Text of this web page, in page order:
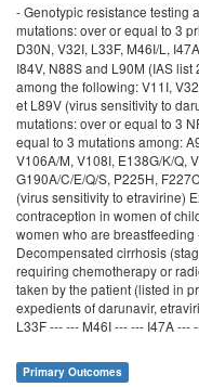
- Genotypic resistance testing
mutations: over or equal to 3
D30N, V32I, L33F, M46I/L,
I84V, N88S and L90M (IAS
among the following: V11I,
et L89V (virus sensitivity to
mutations: over or equal to 3
equal to 3 mutations among:
V106A/M, V108I, E138G/K/Q,
G190A/C/E/Q/S, P225H,
(virus sensitivity to etravirine)
contraception in women of
women who are
Decompensated cirrhosis
requiring chemotherapy or
taken by the patient (listed in
expedients of darunavir,
L33F --- --- M46I --- --- I47A ---
Primary Outcomes